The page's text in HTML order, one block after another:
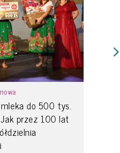
do 500 tys.
przez 100 lat